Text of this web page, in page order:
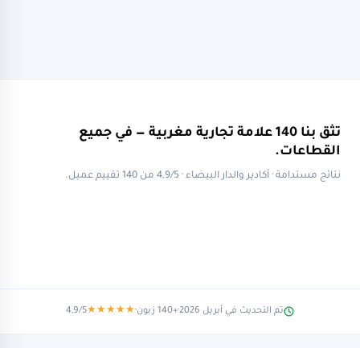
تثق بنا 140 علامة تجارية مغربية — في جميع
القطاعات.
نتائج مستدامة · أكادير والدار البيضاء · 4,9/5 من 140 تقييم عميل.
تم التحديث في أبريل 2026 ·
140+ زبون·
★★★★★
4,9/5
متخصصون · العقارات